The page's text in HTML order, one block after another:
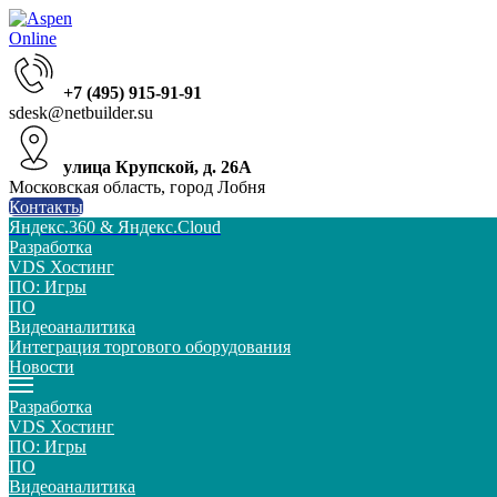
+7 (495) 915-91-91
sdesk@netbuilder.su
улица Крупской, д. 26А
Московская область, город Лобня
Контакты
Яндекс.360 & Яндекс.Cloud
Разработка
VDS Хостинг
ПО: Игры
ПО
Видеоаналитика
Интеграция торгового оборудования
Новости
Разработка
VDS Хостинг
ПО: Игры
ПО
Видеоаналитика